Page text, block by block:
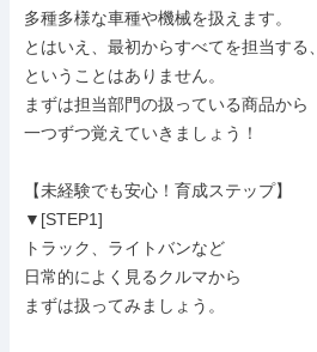
多種多様な車種や機械を扱えます。
とはいえ、最初からすべてを担当する、
ということはありません。
まずは担当部門の扱っている商品から
一つずつ覚えていきましょう！
【未経験でも安心！育成ステップ】
▼[STEP1]
トラック、ライトバンなど
日常的によく見るクルマから
まずは扱ってみましょう。